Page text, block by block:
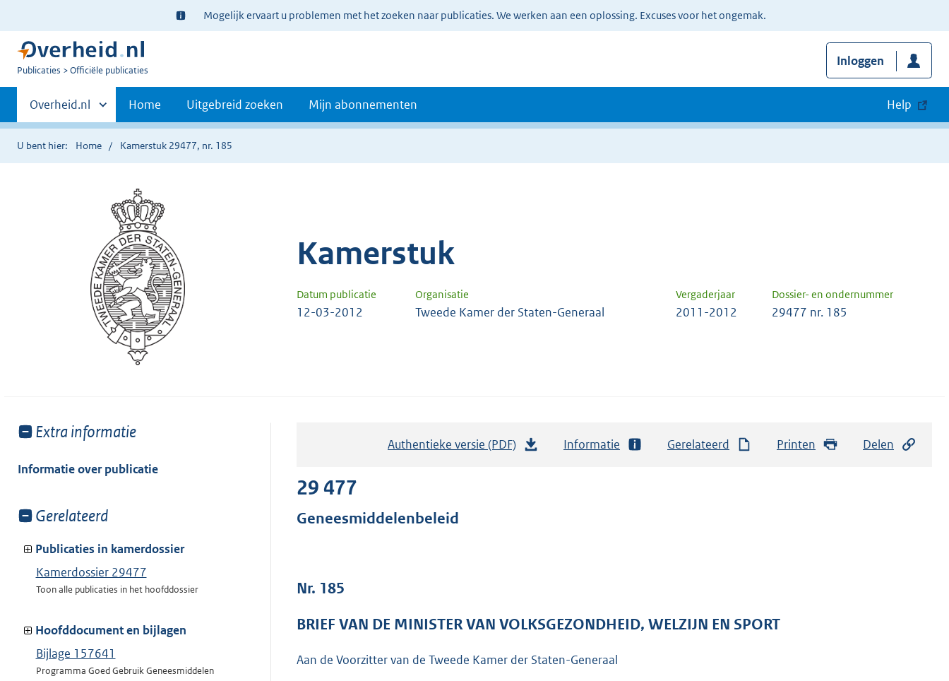
Ter
informatie:
Mogelijk ervaart u problemen met het zoeken naar publicaties. We werken aan een oplossing. Excuses voor het ongemak.
U
Publicaties Officiële publicaties
Inloggen
Primaire
navigatie
Andere
sites
binnen
Overheid.nl Home Uitgebreid zoeken Mijn abonnementen Help
U bent hier: Home Kamerstuk 29477, nr. 185
Kamerstuk
Datum publicatie Organisatie Vergaderjaar Dossier- en ondernummer
12-03-2012 Tweede Kamer der Staten-Generaal 2011-2012 29477 nr. 185
Toon
van:
Extra informatie
Informatie over publicatie
Toon
van:
Gerelateerd
Publicaties in kamerdossier
Kamerdossier 29477
Toon alle publicaties in het hoofddossier
Hoofddocument en bijlagen
Bijlage 157641
Programma Goed Gebruik Geneesmiddelen
Authentieke versie (PDF)
r
o
Informatie Gerelateerd Printen Delen
29 477
Geneesmiddelenbeleid
Nr. 185
BRIEF VAN DE MINISTER VAN VOLKSGEZONDHEID, WELZIJN EN SPORT
Aan de Voorzitter van de Tweede Kamer der Staten-Generaal